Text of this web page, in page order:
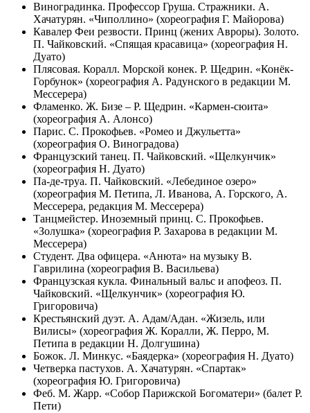
Виноградинка. Профессор Груша. Стражники. А.
Хачатурян. «Чиполлино» (хореография Г. Майорова)
Кавалер Феи резвости. Принц (жених Авроры). Золото.
П. Чайковский. «Спящая красавица» (хореография Н.
Дуато)
Плясовая. Коралл. Морской конек. Р. Щедрин. «Конёк-
Горбунок» (хореография А. Радунского в редакции М.
Мессерера)
Фламенко. Ж. Бизе – Р. Щедрин. «Кармен-сюита»
(хореография А. Алонсо)
Парис. С. Прокофьев. «Ромео и Джульетта»
(хореография О. Виноградова)
Французский танец. П. Чайковский. «Щелкунчик»
(хореография Н. Дуато)
Па-де-труа. П. Чайковский. «Лебединое озеро»
(хореография М. Петипа, Л. Иванова, А. Горского, А.
Мессерера, редакция М. Мессерера)
Танцмейстер. Иноземный принц. С. Прокофьев.
«Золушка» (хореография Р. Захарова в редакции М.
Мессерера)
Студент. Два офицера. «Анюта» на музыку В.
Гаврилина (хореография В. Васильева)
Французская кукла. Финальный вальс и апофеоз. П.
Чайковский. «Щелкунчик» (хореография Ю.
Григоровича)
Крестьянский дуэт. А. Адам/Адан. «Жизель, или
Вилисы» (хореография Ж. Коралли, Ж. Перро, М.
Петипа в редакции Н. Долгушина)
Божок. Л. Минкус. «Баядерка» (хореография Н. Дуато)
Четверка пастухов. А. Хачатурян. «Спартак»
(хореография Ю. Григоровича)
Феб. М. Жарр. «Собор Парижской Богоматери» (балет Р.
Пети)